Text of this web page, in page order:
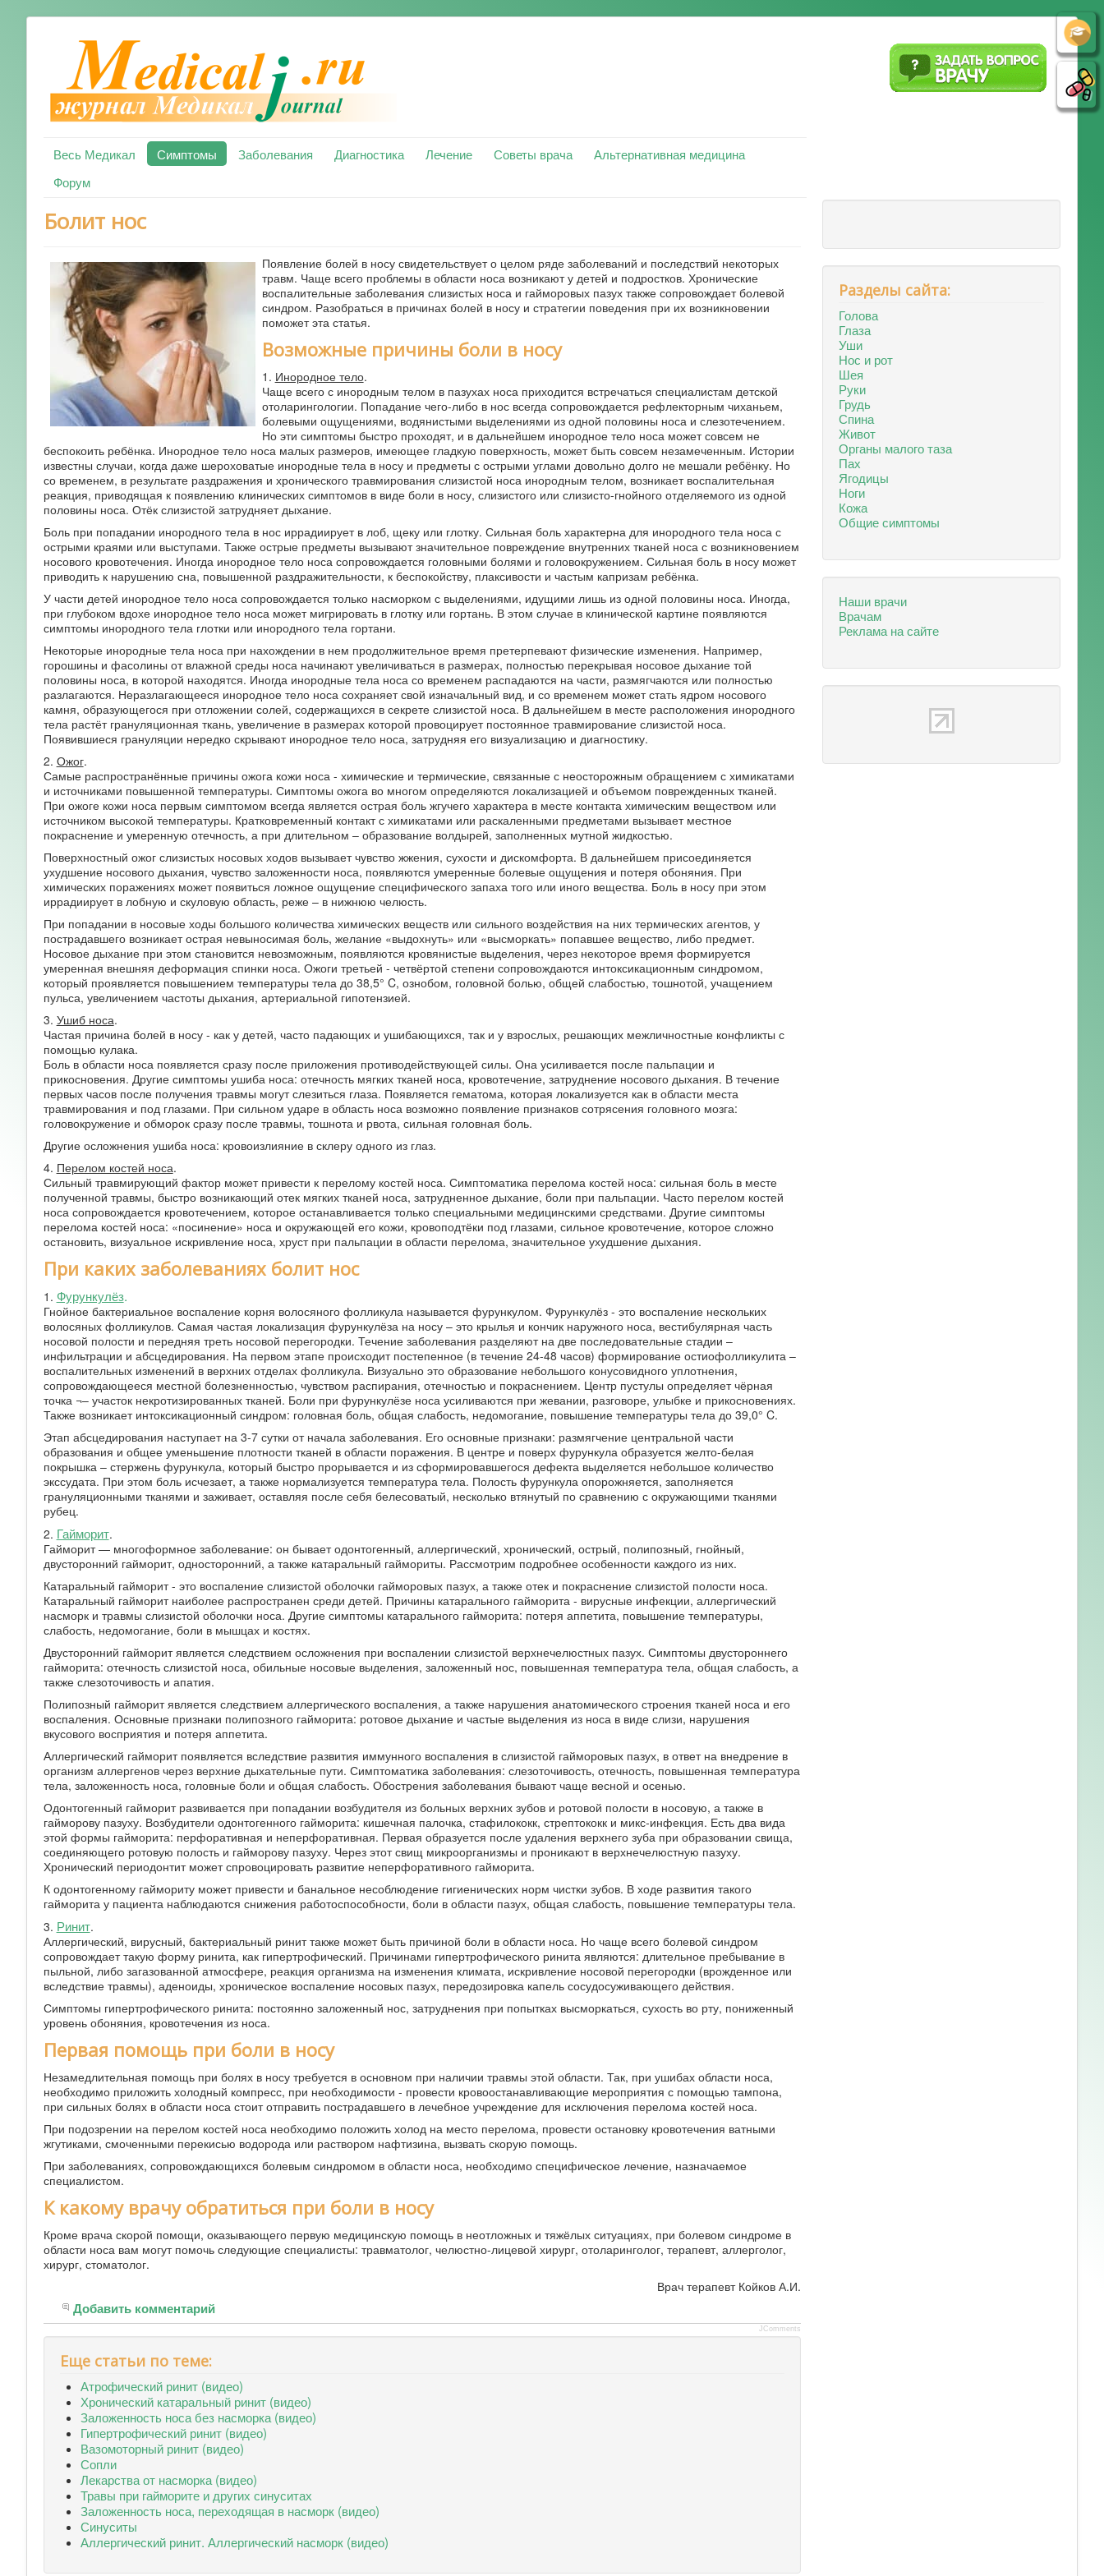
Весь Медикал Симптомы Заболевания Диагностика Лечение Советы врача
Альтернативная медицина
Форум
Болит нос
Появление болей в носу свидетельствует о целом ряде заболеваний и последствий некоторых
травм. Чаще всего проблемы в области носа возникают у детей и подростков. Хронические
воспалительные заболевания слизистых носа и гайморовых пазух также сопровождает болевой
синдром. Разобраться в причинах болей в носу и стратегии поведения при их возникновении
поможет эта статья.
Возможные причины боли в носу
1. Инородное тело.
Чаще всего с инородным телом в пазухах носа приходится встречаться специалистам детской
отоларингологии. Попадание чего-либо в нос всегда сопровождается рефлекторным чиханьем,
болевыми ощущениями, водянистыми выделениями из одной половины носа и слезотечением.
Но эти симптомы быстро проходят, и в дальнейшем инородное тело носа может совсем не
беспокоить ребёнка. Инородное тело носа малых размеров, имеющее гладкую поверхность, может быть совсем незамеченным. Истории
известны случаи, когда даже шероховатые инородные тела в носу и предметы с острыми углами довольно долго не мешали ребёнку. Но
со временем, в результате раздражения и хронического травмирования слизистой носа инородным телом, возникает воспалительная
реакция, приводящая к появлению клинических симптомов в виде боли в носу, слизистого или слизисто-гнойного отделяемого из одной
половины носа. Отёк слизистой затрудняет дыхание.
Боль при попадании инородного тела в нос иррадиирует в лоб, щеку или глотку. Сильная боль характерна для инородного тела носа с
острыми краями или выступами. Также острые предметы вызывают значительное повреждение внутренних тканей носа с возникновением
носового кровотечения. Иногда инородное тело носа сопровождается головными болями и головокружением. Сильная боль в носу может
приводить к нарушению сна, повышенной раздражительности, к беспокойству, плаксивости и частым капризам ребёнка.
У части детей инородное тело носа сопровождается только насморком с выделениями, идущими лишь из одной половины носа. Иногда,
при глубоком вдохе инородное тело носа может мигрировать в глотку или гортань. В этом случае в клинической картине появляются
симптомы инородного тела глотки или инородного тела гортани.
Некоторые инородные тела носа при нахождении в нем продолжительное время претерпевают физические изменения. Например,
горошины и фасолины от влажной среды носа начинают увеличиваться в размерах, полностью перекрывая носовое дыхание той
половины носа, в которой находятся. Иногда инородные тела носа со временем распадаются на части, размягчаются или полностью
разлагаются. Неразлагающееся инородное тело носа сохраняет свой изначальный вид, и со временем может стать ядром носового
камня, образующегося при отложении солей, содержащихся в секрете слизистой носа. В дальнейшем в месте расположения инородного
тела растёт грануляционная ткань, увеличение в размерах которой провоцирует постоянное травмирование слизистой носа.
Появившиеся грануляции нередко скрывают инородное тело носа, затрудняя его визуализацию и диагностику.
2. Ожог.
Самые распространённые причины ожога кожи носа - химические и термические, связанные с неосторожным обращением с химикатами
и источниками повышенной температуры. Симптомы ожога во многом определяются локализацией и объемом поврежденных тканей.
При ожоге кожи носа первым симптомом всегда является острая боль жгучего характера в месте контакта химическим веществом или
источником высокой температуры. Кратковременный контакт с химикатами или раскаленными предметами вызывает местное
покраснение и умеренную отечность, а при длительном – образование волдырей, заполненных мутной жидкостью.
Поверхностный ожог слизистых носовых ходов вызывает чувство жжения, сухости и дискомфорта. В дальнейшем присоединяется
ухудшение носового дыхания, чувство заложенности носа, появляются умеренные болевые ощущения и потеря обоняния. При
химических поражениях может появиться ложное ощущение специфического запаха того или иного вещества. Боль в носу при этом
иррадиирует в лобную и скуловую область, реже – в нижнюю челюсть.
При попадании в носовые ходы большого количества химических веществ или сильного воздействия на них термических агентов, у
пострадавшего возникает острая невыносимая боль, желание «выдохнуть» или «высморкать» попавшее вещество, либо предмет.
Носовое дыхание при этом становится невозможным, появляются кровянистые выделения, через некоторое время формируется
умеренная внешняя деформация спинки носа. Ожоги третьей - четвёртой степени сопровождаются интоксикационным синдромом,
который проявляется повышением температуры тела до 38,5° C, ознобом, головной болью, общей слабостью, тошнотой, учащением
пульса, увеличением частоты дыхания, артериальной гипотензией.
3. Ушиб носа.
Частая причина болей в носу - как у детей, часто падающих и ушибающихся, так и у взрослых, решающих межличностные конфликты с
помощью кулака.
Боль в области носа появляется сразу после приложения противодействующей силы. Она усиливается после пальпации и
прикосновения. Другие симптомы ушиба носа: отечность мягких тканей носа, кровотечение, затруднение носового дыхания. В течение
первых часов после получения травмы могут слезиться глаза. Появляется гематома, которая локализуется как в области места
травмирования и под глазами. При сильном ударе в область носа возможно появление признаков сотрясения головного мозга:
головокружение и обморок сразу после травмы, тошнота и рвота, сильная головная боль.
Другие осложнения ушиба носа: кровоизлияние в склеру одного из глаз.
4. Перелом костей носа.
Сильный травмирующий фактор может привести к перелому костей носа. Симптоматика перелома костей носа: сильная боль в месте
полученной травмы, быстро возникающий отек мягких тканей носа, затрудненное дыхание, боли при пальпации. Часто перелом костей
носа сопровождается кровотечением, которое останавливается только специальными медицинскими средствами. Другие симптомы
перелома костей носа: «посинение» носа и окружающей его кожи, кровоподтёки под глазами, сильное кровотечение, которое сложно
остановить, визуальное искривление носа, хруст при пальпации в области перелома, значительное ухудшение дыхания.
При каких заболеваниях болит нос
1. Фурункулёз.
Гнойное бактериальное воспаление корня волосяного фолликула называется фурункулом. Фурункулёз - это воспаление нескольких
волосяных фолликулов. Самая частая локализация фурункулёза на носу – это крылья и кончик наружного носа, вестибулярная часть
носовой полости и передняя треть носовой перегородки. Течение заболевания разделяют на две последовательные стадии –
инфильтрации и абсцедирования. На первом этапе происходит постепенное (в течение 24-48 часов) формирование остиофолликулита –
воспалительных изменений в верхних отделах фолликула. Визуально это образование небольшого конусовидного уплотнения,
сопровождающееся местной болезненностью, чувством распирания, отечностью и покраснением. Центр пустулы определяет чёрная
точка ¬– участок некротизированных тканей. Боли при фурункулёзе носа усиливаются при жевании, разговоре, улыбке и прикосновениях.
Также возникает интоксикационный синдром: головная боль, общая слабость, недомогание, повышение температуры тела до 39,0° C.
Этап абсцедирования наступает на 3-7 сутки от начала заболевания. Его основные признаки: размягчение центральной части
образования и общее уменьшение плотности тканей в области поражения. В центре и поверх фурункула образуется желто-белая
покрышка – стержень фурункула, который быстро прорывается и из сформировавшегося дефекта выделяется небольшое количество
экссудата. При этом боль исчезает, а также нормализуется температура тела. Полость фурункула опорожняется, заполняется
грануляционными тканями и заживает, оставляя после себя белесоватый, несколько втянутый по сравнению с окружающими тканями
рубец.
2. Гайморит.
Гайморит — многоформное заболевание: он бывает одонтогенный, аллергический, хронический, острый, полипозный, гнойный,
двусторонний гайморит, односторонний, а также катаральный гаймориты. Рассмотрим подробнее особенности каждого из них.
Катаральный гайморит - это воспаление слизистой оболочки гайморовых пазух, а также отек и покраснение слизистой полости носа.
Катаральный гайморит наиболее распространен среди детей. Причины катарального гайморита - вирусные инфекции, аллергический
насморк и травмы слизистой оболочки носа. Другие симптомы катарального гайморита: потеря аппетита, повышение температуры,
слабость, недомогание, боли в мышцах и костях.
Двусторонний гайморит является следствием осложнения при воспалении слизистой верхнечелюстных пазух. Симптомы двустороннего
гайморита: отечность слизистой носа, обильные носовые выделения, заложенный нос, повышенная температура тела, общая слабость, а
также слезоточивость и апатия.
Полипозный гайморит является следствием аллергического воспаления, а также нарушения анатомического строения тканей носа и его
воспаления. Основные признаки полипозного гайморита: ротовое дыхание и частые выделения из носа в виде слизи, нарушения
вкусового восприятия и потеря аппетита.
Аллергический гайморит появляется вследствие развития иммунного воспаления в слизистой гайморовых пазух, в ответ на внедрение в
организм аллергенов через верхние дыхательные пути. Симптоматика заболевания: слезоточивость, отечность, повышенная температура
тела, заложенность носа, головные боли и общая слабость. Обострения заболевания бывают чаще весной и осенью.
Одонтогенный гайморит развивается при попадании возбудителя из больных верхних зубов и ротовой полости в носовую, а также в
гайморову пазуху. Возбудители одонтогенного гайморита: кишечная палочка, стафилококк, стрептококк и микс-инфекция. Есть два вида
этой формы гайморита: перфоративная и неперфоративная. Первая образуется после удаления верхнего зуба при образовании свища,
соединяющего ротовую полость и гайморову пазуху. Через этот свищ микроорганизмы и проникают в верхнечелюстную пазуху.
Хронический периодонтит может спровоцировать развитие неперфоративного гайморита.
К одонтогенному гаймориту может привести и банальное несоблюдение гигиенических норм чистки зубов. В ходе развития такого
гайморита у пациента наблюдаются снижения работоспособности, боли в области пазух, общая слабость, повышение температуры тела.
3. Ринит.
Аллергический, вирусный, бактериальный ринит также может быть причиной боли в области носа. Но чаще всего болевой синдром
сопровождает такую форму ринита, как гипертрофический. Причинами гипертрофического ринита являются: длительное пребывание в
пыльной, либо загазованной атмосфере, реакция организма на изменения климата, искривление носовой перегородки (врожденное или
вследствие травмы), аденоиды, хроническое воспаление носовых пазух, передозировка капель сосудосуживающего действия.
Симптомы гипертрофического ринита: постоянно заложенный нос, затруднения при попытках высморкаться, сухость во рту, пониженный
уровень обоняния, кровотечения из носа.
Первая помощь при боли в носу
Незамедлительная помощь при болях в носу требуется в основном при наличии травмы этой области. Так, при ушибах области носа,
необходимо приложить холодный компресс, при необходимости - провести кровоостанавливающие мероприятия с помощью тампона,
при сильных болях в области носа стоит отправить пострадавшего в лечебное учреждение для исключения перелома костей носа.
При подозрении на перелом костей носа необходимо положить холод на место перелома, провести остановку кровотечения ватными
жгутиками, смоченными перекисью водорода или раствором нафтизина, вызвать скорую помощь.
При заболеваниях, сопровождающихся болевым синдромом в области носа, необходимо специфическое лечение, назначаемое
специалистом.
К какому врачу обратиться при боли в носу
Кроме врача скорой помощи, оказывающего первую медицинскую помощь в неотложных и тяжёлых ситуациях, при болевом синдроме в
области носа вам могут помочь следующие специалисты: травматолог, челюстно-лицевой хирург, отоларинголог, терапевт, аллерголог,
хирург, стоматолог.
Врач терапевт Койков А.И.
Добавить комментарий
JComments
Еще статьи по теме:
Атрофический ринит (видео)
Хронический катаральный ринит (видео)
Заложенность носа без насморка (видео)
Гипертрофический ринит (видео)
Вазомоторный ринит (видео)
Сопли
Лекарства от насморка (видео)
Травы при гайморите и других синуситах
Заложенность носа, переходящая в насморк (видео)
Синуситы
Аллергический ринит. Аллергический насморк (видео)
Разделы сайта:
Голова
Глаза
Уши
Нос и рот
Шея
Руки
Грудь
Спина
Живот
Органы малого таза
Пах
Ягодицы
Ноги
Кожа
Общие симптомы
Наши врачи
Врачам
Реклама на сайте